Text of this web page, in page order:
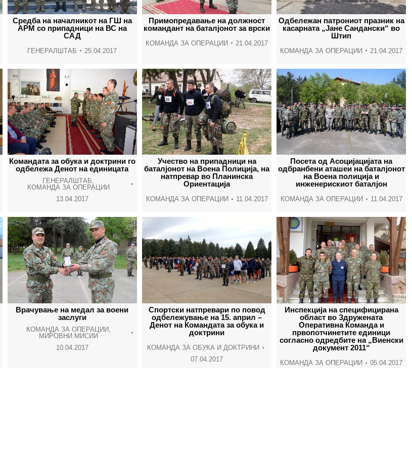
windowwindowwindow
Средба на началникот на ГШ на
АРМ со припадници на ВС на
САД
ГЕНЕРАЛШТАБ 25.04.2017
Примопредавање на должност
командант на баталјонот за врски
КОМАНДА ЗА ОПЕРАЦИИ 21.04.2017
Одбележан патрониот празник на
касарната „Јане Сандански“ во
Штип
КОМАНДА ЗА ОПЕРАЦИИ 21.04.2017
Командата за обука и доктрини го
одбележа Денот на единицата
ГЕНЕРАЛШТАБ,
КОМАНДА ЗА ОПЕРАЦИИ
13.04.2017
Учество на припадници на
баталјонот на Воена Полиција, на
натпревар во Планинска
Ориентација
КОМАНДА ЗА ОПЕРАЦИИ 11.04.2017
Посета од Асоцијацијата на
одбранбени аташеи на баталјонот
на Воена полиција и
инженерискиот баталјон
КОМАНДА ЗА ОПЕРАЦИИ 11.04.2017
Врачување на медал за воени
заслуги
КОМАНДА ЗА ОПЕРАЦИИ,
МИРОВНИ МИСИИ
10.04.2017
Спортски натпревари по повод
одбележување на 15. април –
Денот на Командата за обука и
доктрини
КОМАНДА ЗА ОБУКА И ДОКТРИНИ
07.04.2017
Инспекција на специфицирана
област во Здружената
Оперативна Команда и
првопотчинетите единици
согласно одредбите на „Виенски
документ 2011“
КОМАНДА ЗА ОПЕРАЦИИ 05.04.2017